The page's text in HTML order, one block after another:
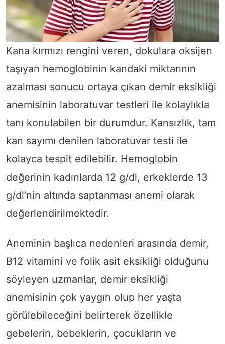
Kana kırmızı rengini veren, dokulara oksijen
taşıyan hemoglobinin kandaki miktarının
azalması sonucu ortaya çıkan demir eksikliği
anemisinin laboratuvar testleri ile kolaylıkla
tanı konulabilen bir durumdur. Kansızlık, tam
kan sayımı denilen laboratuvar testi ile
kolayca tespit edilebilir. Hemoglobin
değerinin kadınlarda 12 g/dl, erkeklerde 13
g/dl’nin altında saptanması anemi olarak
değerlendirilmektedir.
Aneminin başlıca nedenleri arasında demir,
B12 vitamini ve folik asit eksikliği olduğunu
söyleyen uzmanlar, demir eksikliği
anemisinin çok yaygın olup her yaşta
görülebileceğini belirterek özellikle
gebelerin, bebeklerin, çocukların ve